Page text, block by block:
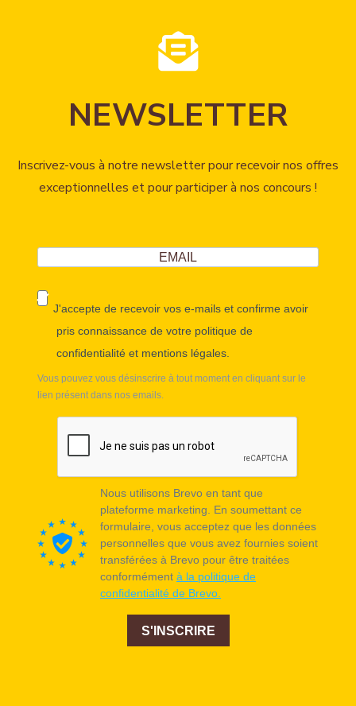
NEWSLETTER
Inscrivez-vous à notre newsletter pour recevoir nos offres
exceptionnelles et pour participer à nos concours !
J'accepte de recevoir vos e-mails et confirme avoir
pris connaissance de votre politique de
confidentialité et mentions légales.
Vous pouvez vous désinscrire à tout moment en cliquant sur le
lien présent dans nos emails.
Nous utilisons Brevo en tant que
plateforme marketing. En soumettant ce
formulaire, vous acceptez que les données
personnelles que vous avez fournies soient
transférées à Brevo pour être traitées
conformément à la politique de
confidentialité de Brevo.
S'INSCRIRE